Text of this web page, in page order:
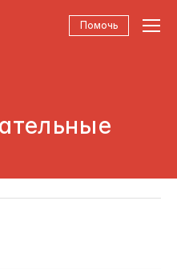
Помочь